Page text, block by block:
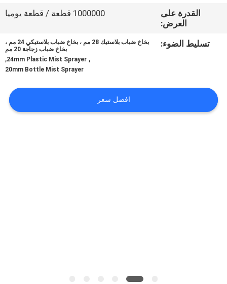
خريطة
القدرة على
العرض:
1000000 قطعة / قطعة يوميا
تسليط الضوء:
بخاخ ضباب بلاستيك 28 مم ، بخاخ ضباب بلاستيكي 24 مم ،
بخاخ ضباب زجاجة 20 مم
,
24mm Plastic Mist Sprayer
,
20mm Bottle Mist Sprayer
افضل سعر